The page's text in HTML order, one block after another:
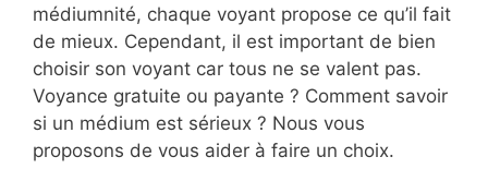
médiumnité, chaque voyant propose ce qu’il fait
de mieux. Cependant, il est important de bien
choisir son voyant car tous ne se valent pas.
Voyance gratuite ou payante ? Comment savoir
si un médium est sérieux ? Nous vous
proposons de vous aider à faire un choix.